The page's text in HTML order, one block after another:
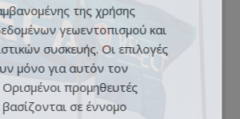
της χρήσης
γεωεντοπισμού και
συσκευής. Οι επιλογές
μόνο για αυτόν τον
προμηθευτές
σε έννομο